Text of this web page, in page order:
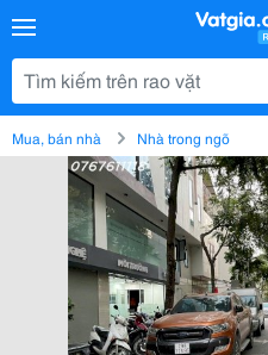
Mua, bán nhà Nhà trong ngõ